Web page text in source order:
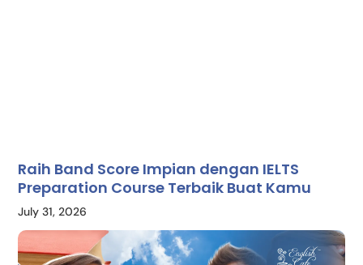
Raih Band Score Impian dengan IELTS
Preparation Course Terbaik Buat Kamu
July 31, 2026